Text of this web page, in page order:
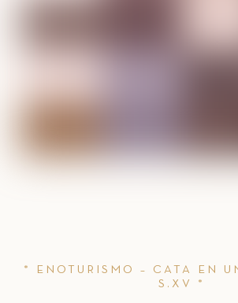
* ENOTURISMO – CATA EN
S.XV *